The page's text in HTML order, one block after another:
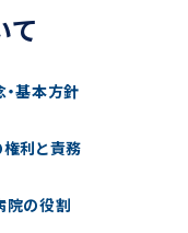
て
基本方針
利と責務
院の役割